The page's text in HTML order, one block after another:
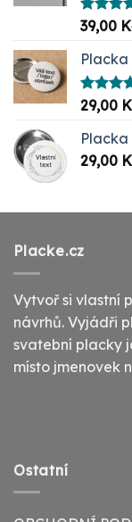
5.00
39,00
5.00
29,00
29,00
Placke.cz
Vytvoř si vlastní
návrhů. Vyjádři
svatební placky
místo jmenovek
Ostatní